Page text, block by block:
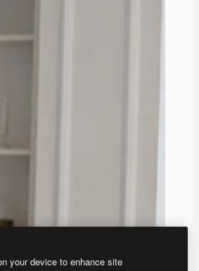
your device to enhance site